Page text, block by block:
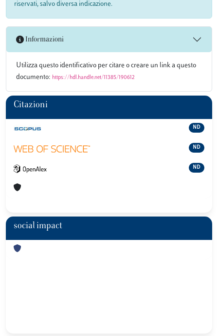
riservati, salvo diversa indicazione.
Informazioni
Utilizza questo identificativo per citare o creare un link a questo
documento: https://hdl.handle.net/11385/190612
Citazioni
ND
ND
ND
social impact